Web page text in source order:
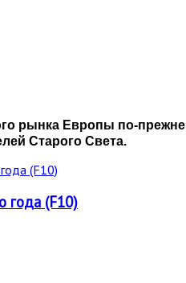
рынка Европы по-
Старого Света.
года (F10)